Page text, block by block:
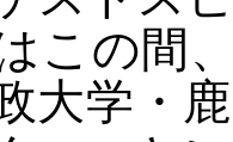
この間
大学・